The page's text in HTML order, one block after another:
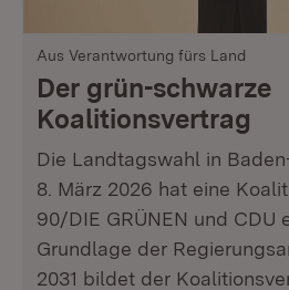
Aus Verantwortung fürs Land
Der grün-schwarze
Koalitionsvertrag
Die Landtagswahl in
8. März 2026 hat eine
90/DIE GRÜNEN und CDU
Grundlage der
2031 bildet der